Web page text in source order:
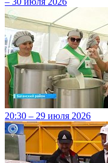
20:30 – 29 июля 2026